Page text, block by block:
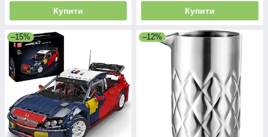
Купити Купити
–15% –12%